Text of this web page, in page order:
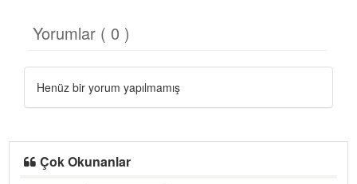
Yorumlar ( 0 )
Henüz bir yorum yapılmamış
Çok Okunanlar